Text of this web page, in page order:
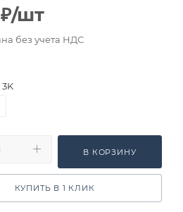
₽/шт
без учета НДС
3K
В КОРЗИНУ
КУПИТЬ В 1 КЛИК